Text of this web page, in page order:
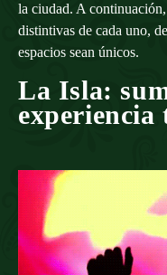
la ciudad. A
distintivas de cada uno,
espacios sean únicos.
La Isla:
experiencia